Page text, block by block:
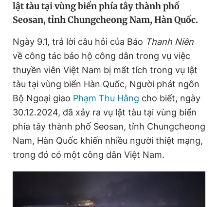
Video Magazine
Sản phẩm khác
Tiện ích Bạn cần biết
Thông tin tòa soạn Liên hệ quảng cáo
Đọc Thanh Niên trên điện thoại
lật tàu tại vùng biển phía tây thành phố
Seosan, tỉnh Chungcheong Nam, Hàn Quốc.
Ngày 9.1, trả lời câu hỏi của Báo Thanh Niên
về công tác bảo hộ công dân trong vụ việc
thuyền viên Việt Nam bị mất tích trong vụ lật
tàu tại vùng biển Hàn Quốc, Người phát ngôn
Bộ Ngoại giao Phạm Thu Hằng cho biết, ngày
30.12.2024, đã xảy ra vụ lật tàu tại vùng biển
phía tây thành phố Seosan, tỉnh Chungcheong
Nam, Hàn Quốc khiến nhiều người thiệt mạng,
trong đó có một công dân Việt Nam.